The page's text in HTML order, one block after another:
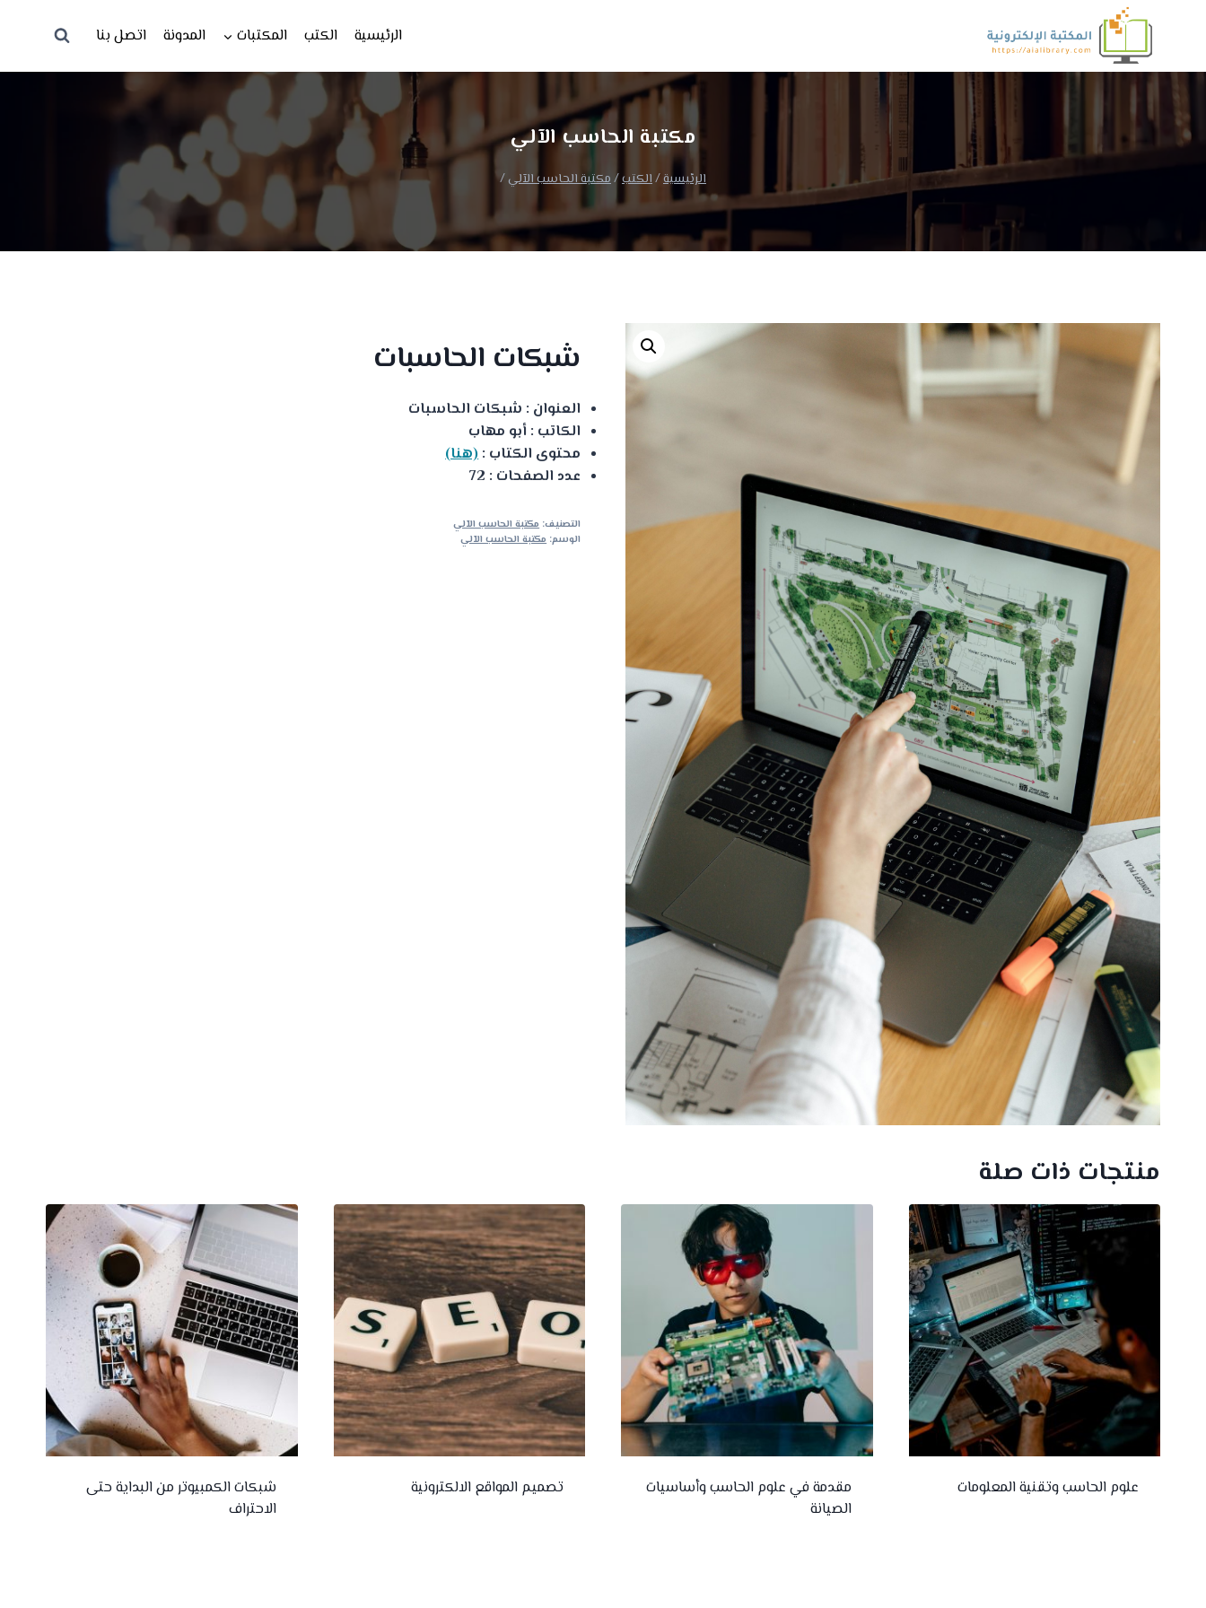
الرئيسية الكتب المكتبات المدونة اتصل بنا
مكتبة الحاسب الآلي
الرئيسية/الكتب/مكتبة الحاسب الآلي/
شبكات الحاسبات
العنوان : شبكات الحاسبات
الكاتب : أبو مهاب
محتوى الكتاب :(هنا)
عدد الصفحات : 72
التصنيف: مكتبة الحاسب الآلي
الوسم: مكتبة الحاسب الآلي
منتجات ذات صلة
علوم الحاسب وتقنية المعلومات
مقدمة في علوم الحاسب وأساسيات
الصيانة
تصميم المواقع الالكترونية
شبكات الكمبيوتر من البداية حتى
الاحتراف